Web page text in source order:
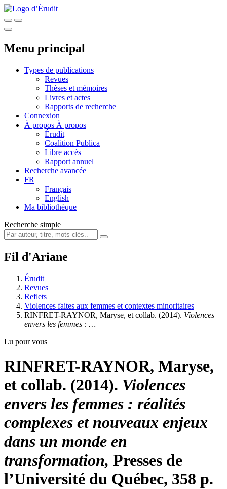
Menu principal
Types de publications
Revues
Thèses et mémoires
Livres et actes
Rapports de recherche
Connexion
À propos À propos
Érudit
Coalition Publica
Libre accès
Rapport annuel
Recherche avancée
FR
Français
English
Ma bibliothèque
Recherche simple
Fil d'Ariane
Érudit
Revues
Reflets
Violences faites aux femmes et contextes minoritaires
RINFRET-RAYNOR, Maryse, et collab. (2014). Violences
envers les femmes : …
Lu pour vous
RINFRET-RAYNOR, Maryse,
et collab. (2014). Violences
envers les femmes : réalités
complexes et nouveaux enjeux
dans un monde en
transformation, Presses de
l’Université du Québec, 358 p.